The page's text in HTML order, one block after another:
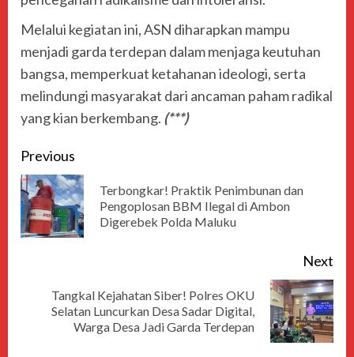
Melalui kegiatan ini, ASN diharapkan mampu
menjadi garda terdepan dalam menjaga keutuhan
bangsa, memperkuat ketahanan ideologi, serta
melindungi masyarakat dari ancaman paham radikal
yang kian berkembang. (***)
Previous
Terbongkar! Praktik Penimbunan dan
Pengoplosan BBM Ilegal di Ambon
Digerebek Polda Maluku
Next
Tangkal Kejahatan Siber! Polres OKU
Selatan Luncurkan Desa Sadar Digital,
Warga Desa Jadi Garda Terdepan